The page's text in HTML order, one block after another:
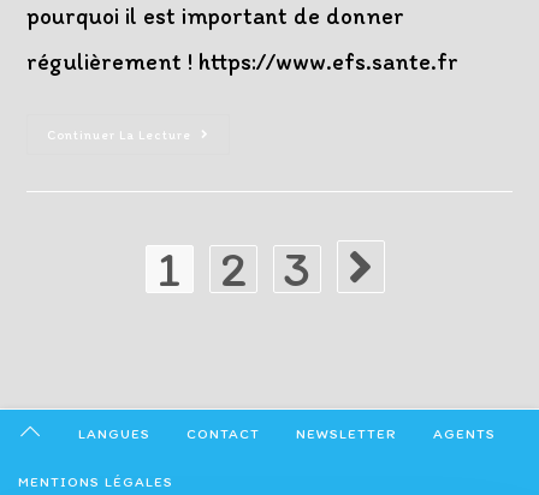
pourquoi il est important de donner
régulièrement ! https://www.efs.sante.fr
Continuer La Lecture
Don
1 2 3 Aller à la page suivante
LANGUES CONTACT NEWSLETTER AGENTS
MENTIONS LÉGALES